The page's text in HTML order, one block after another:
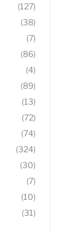
(127)
(38)
(7)
(86)
(4)
(89)
(13)
(72)
(74)
(324)
(30)
(7)
(10)
(31)